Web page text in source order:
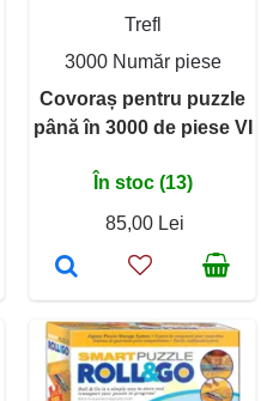
Trefl
3000 Număr piese
Covoraș pentru puzzle
până în 3000 de piese VI
În stoc (13)
85,00 Lei